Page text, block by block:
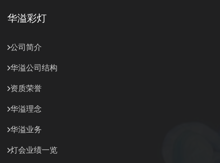
华溢彩灯
公司简介
华溢公司结构
资质荣誉
华溢理念
华溢业务
灯会业绩一览